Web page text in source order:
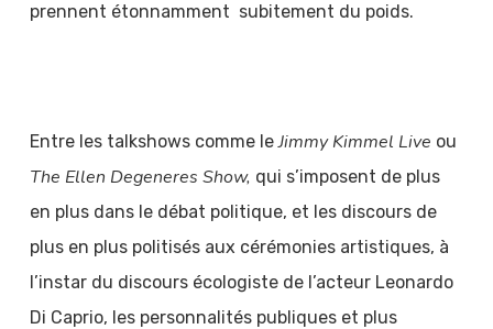
prennent étonnamment subitement du poids.
Entre les talkshows comme leJimmy Kimmel Live ou
The Ellen Degeneres Show, qui s’imposent de plus
en plus dans le débat politique, et les discours de
plus en plus politisés aux cérémonies artistiques, à
l’instar du discours écologiste de l’acteur Leonardo
Di Caprio, les personnalités publiques et plus